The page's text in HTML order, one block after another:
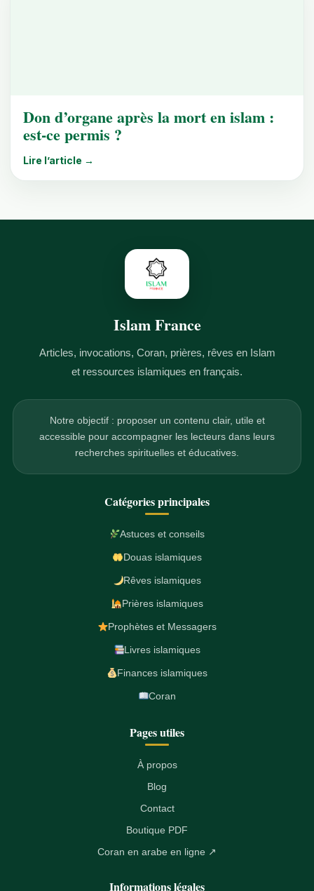
Don d’organe après la mort en islam :
est-ce permis ?
Lire l’article →
Islam France
Articles, invocations, Coran, prières, rêves en Islam
et ressources islamiques en français.
Notre objectif : proposer un contenu clair, utile et
accessible pour accompagner les lecteurs dans leurs
recherches spirituelles et éducatives.
Catégories principales
Astuces et conseils
Douas islamiques
Rêves islamiques
Prières islamiques
Prophètes et Messagers
Livres islamiques
Finances islamiques
Coran
Pages utiles
À propos
Blog
Contact
Boutique PDF
Coran en arabe en ligne ↗
Informations légales